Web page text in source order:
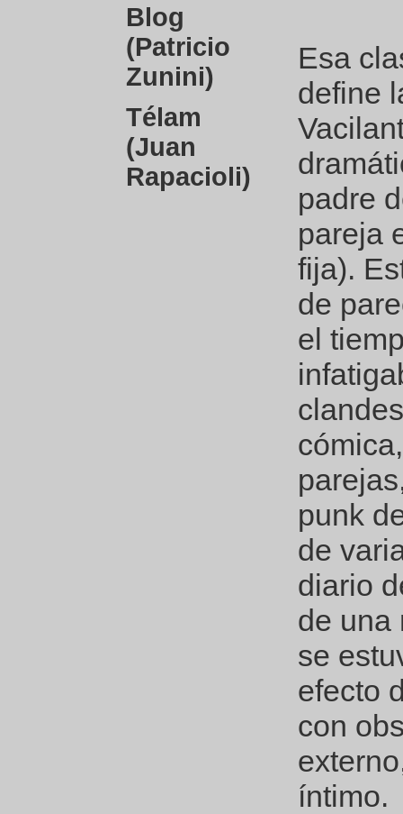
Blog
(Patricio
Zunini)
Télam
(Juan
Rapacioli)
Esa
define
padre
pareja
fija).
de
el
punk
de
diario
de una
se
efecto
con
íntimo.